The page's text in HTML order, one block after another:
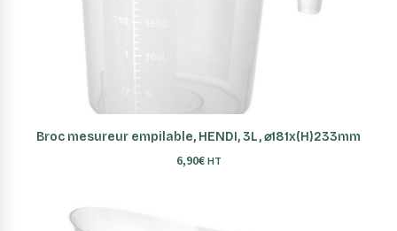
AJOUTER AU PANIER
Broc mesureur empilable, HENDI, 3L, ⌀181x(H)233mm
6,90€ HT